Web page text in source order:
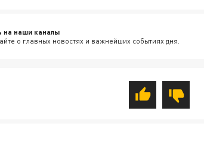
на наши каналы
о главных новостях и важнейших событиях дня.